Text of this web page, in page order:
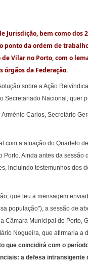
Jurisdição, bem como
da ordem de
Vilar no Porto, com o
órgãos da Federação.
sobre a Ação
Secretariado Nacional, quer
Carlos, Secretário
a atuação do Quarteto
Ainda antes da
incluindo testemunhos dos
que leu a mensagem
população"), a sessão de
Câmara Municipal do Porto,
Nogueira, que afirmaria a
que coincidirá com o
a defesa